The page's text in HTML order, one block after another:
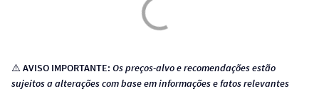
⚠️ AVISO IMPORTANTE: Os preços-alvo e recomendações estão
sujeitos a alterações com base em informações e fatos relevantes